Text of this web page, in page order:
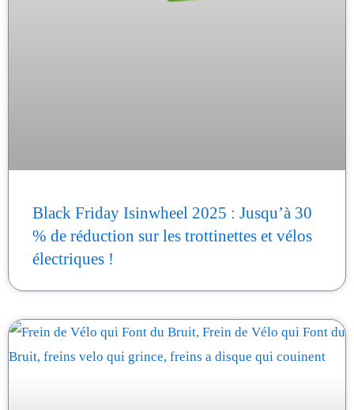
Black Friday Isinwheel 2025 : Jusqu’à 30
% de réduction sur les trottinettes et vélos
électriques !